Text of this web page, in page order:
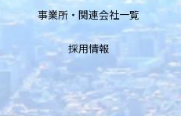
事業所・関連会社一覧
採用情報